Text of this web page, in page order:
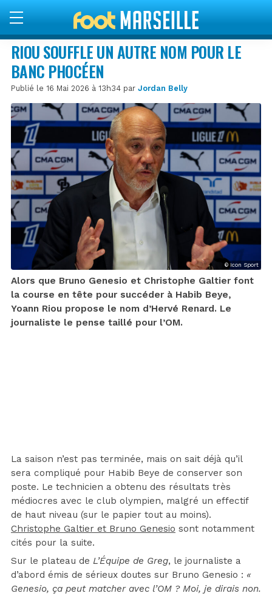
RIOU SOUFFLE UN AUTRE NOM POUR LE
BANC PHOCÉEN
Publié le 16 Mai 2026 à 13h34 par Jordan Belly
© Icon Sport
Alors que Bruno Genesio et Christophe Galtier font
la course en tête pour succéder à Habib Beye,
Yoann Riou propose le nom d’Hervé Renard. Le
journaliste le pense taillé pour l’OM.
La saison n’est pas terminée, mais on sait déjà qu’il
sera compliqué pour Habib Beye de conserver son
poste. Le technicien a obtenu des résultats très
médiocres avec le club olympien, malgré un effectif
de haut niveau (sur le papier tout au moins).
Christophe Galtier et Bruno Genesio sont notamment
cités pour la suite.
Sur le plateau de L’Équipe de Greg, le journaliste a
d’abord émis de sérieux doutes sur Bruno Genesio : «
Genesio, ça peut matcher avec l’OM ? Moi, je dirais non.